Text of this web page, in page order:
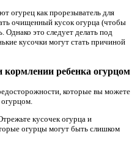
огурец как прорезыватель для
очищенный кусок огурца (чтобы
Однако это следует делать под
кусочки могут стать причиной
ребенка огурцом
которые вы можете
кусочек огурца и
огурцы могут быть слишком